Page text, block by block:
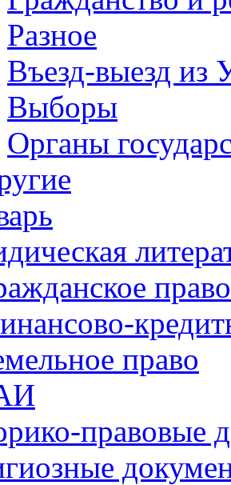
Разное
Въезд-выезд из
Выборы
Органы
право
право
правовые